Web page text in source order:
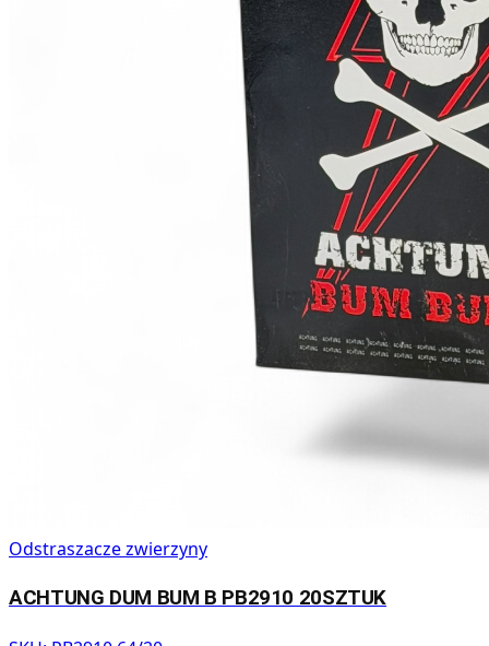
Odstraszacze zwierzyny
ACHTUNG DUM BUM B PB2910 20SZTUK